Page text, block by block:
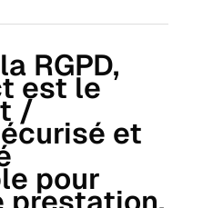
RGPD,
est le
/
et
pour